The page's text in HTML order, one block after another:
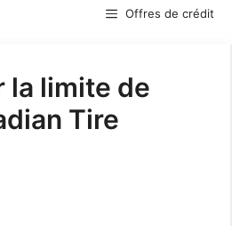
Offres de crédit
la limite de
Tire